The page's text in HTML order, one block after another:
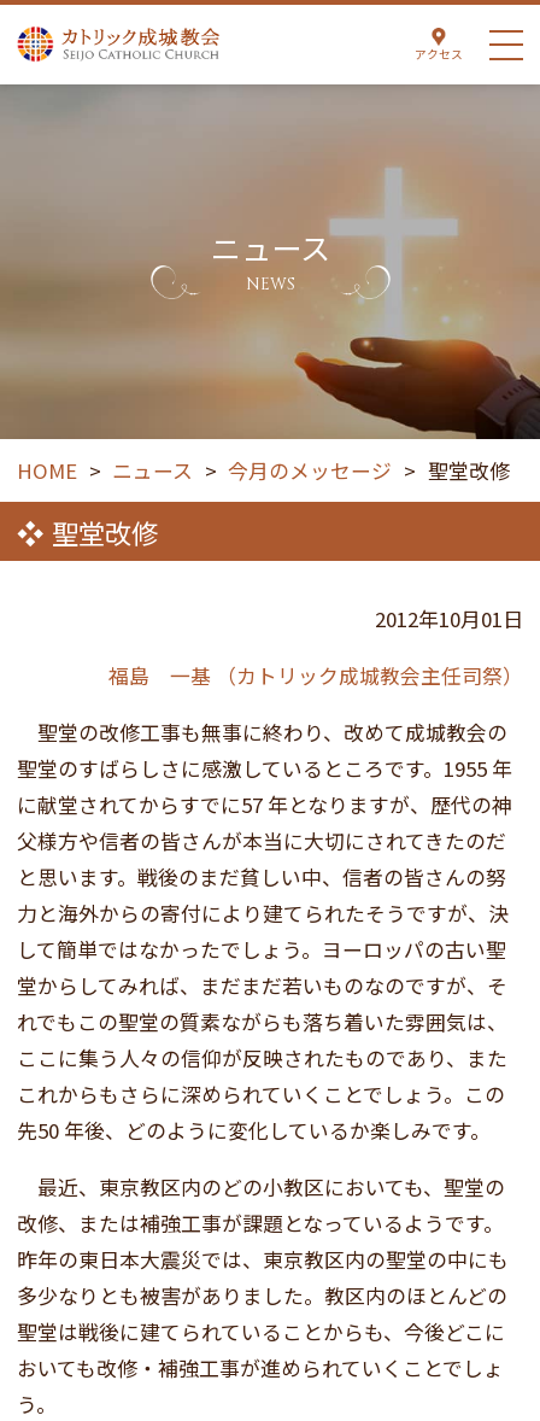
アクセス
ニュース
NEWS
HOME > ニュース > 今月のメッセージ > 聖堂改修
聖堂改修
2012年10月01日
福島 一基 （カトリック成城教会主任司祭）
聖堂の改修工事も無事に終わり、改めて成城教会の
聖堂のすばらしさに感激しているところです。1955 年
に献堂されてからすでに57 年となりますが、歴代の神
父様方や信者の皆さんが本当に大切にされてきたのだ
と思います。戦後のまだ貧しい中、信者の皆さんの努
力と海外からの寄付により建てられたそうですが、決
して簡単ではなかったでしょう。ヨーロッパの古い聖
堂からしてみれば、まだまだ若いものなのですが、そ
れでもこの聖堂の質素ながらも落ち着いた雰囲気は、
ここに集う人々の信仰が反映されたものであり、また
これからもさらに深められていくことでしょう。この
先50 年後、どのように変化しているか楽しみです。
最近、東京教区内のどの小教区においても、聖堂の
改修、または補強工事が課題となっているようです。
昨年の東日本大震災では、東京教区内の聖堂の中にも
多少なりとも被害がありました。教区内のほとんどの
聖堂は戦後に建てられていることからも、今後どこに
おいても改修・補強工事が進められていくことでしょ
う。